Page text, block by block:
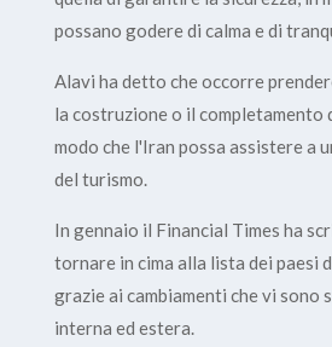
possano godere di calma e di
Alavi ha detto che occorre
la costruzione o il
modo che l'Iran possa assistere a
del turismo.
In gennaio il Financial Times ha
tornare in cima alla lista dei paesi
grazie ai cambiamenti che vi sono
interna ed estera.